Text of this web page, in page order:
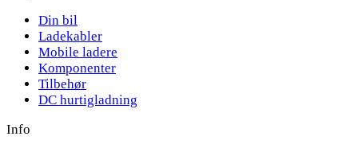
Din bil
Ladekabler
Mobile ladere
Komponenter
Tilbehør
DC hurtigladning
Info